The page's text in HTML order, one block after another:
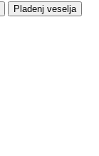
Pladenj veselja